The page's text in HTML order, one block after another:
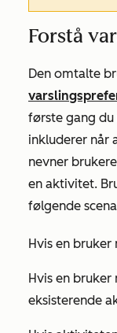
Forstå
Den omtalte
første gang
inkluderer når
nevner
en aktivitet.
følgende
Hvis en
Hvis en bruker
eksisterende